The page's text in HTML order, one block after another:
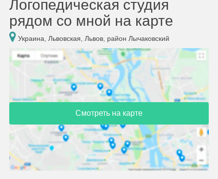
Логопедическая студия
рядом со мной на карте
Украина, Львовская, Львов, район Лычаковский
Смотреть на карте